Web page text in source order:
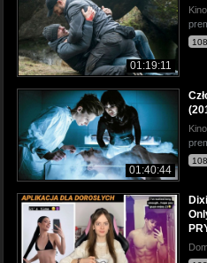
01:19:11
01:40:44